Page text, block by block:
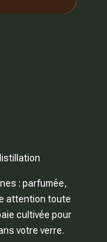
: parfumée,
attention toute
cultivée pour
votre verre.